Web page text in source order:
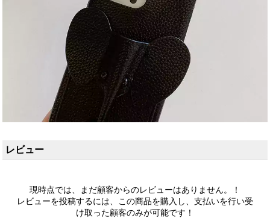
レビュー
現時点では、まだ顧客からのレビューはありません。！
レビューを投稿するには、この商品を購入し、支払いを行い受
け取った顧客のみが可能です！